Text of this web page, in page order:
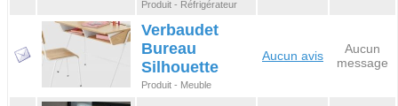
Produit - Réfrigérateur
Verbaudet
Bureau
Silhouette
Produit - Meuble
Aucun avis
Aucun
message